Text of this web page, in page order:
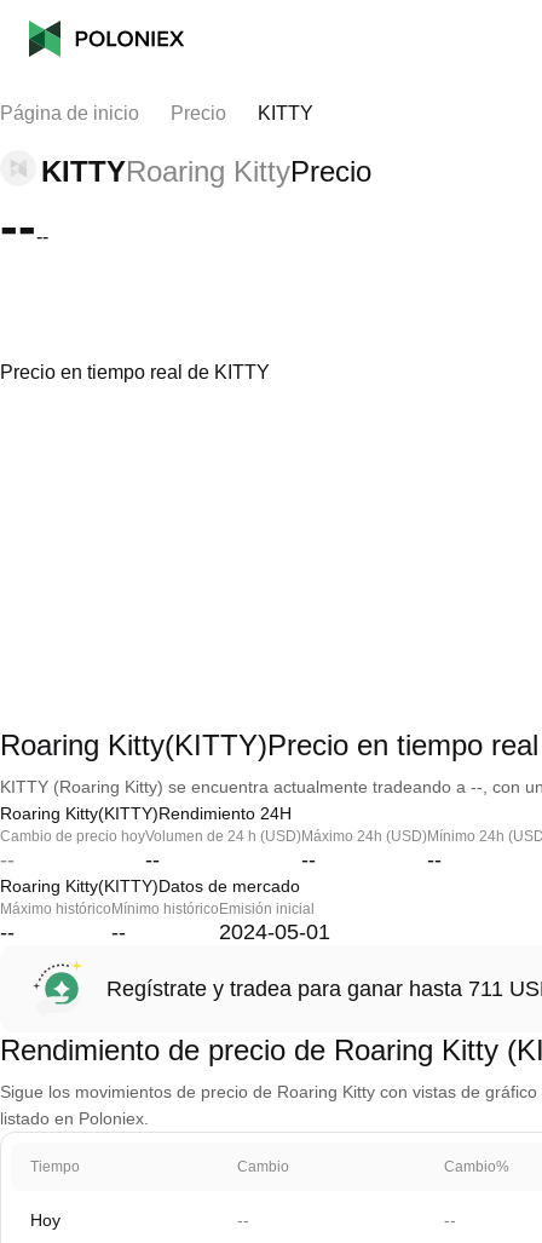
Página de inicio Precio KITTY
KITTYRoaring KittyPrecio
----
Precio en tiempo real de KITTY
Roaring Kitty(KITTY)Precio en tiempo real
KITTY (Roaring Kitty) se encuentra actualmente tradeando a --, con
Roaring Kitty(KITTY)Rendimiento 24H
Cambio de precio hoy
--
Volumen de 24 h (USD)
--
Máximo 24h (USD)
--
Mínimo 24h
--
Roaring Kitty(KITTY)Datos de mercado
Máximo histórico
--
Mínimo histórico
--
Emisión inicial
2024-05-01
Regístrate y tradea para ganar hasta 711
Rendimiento de precio de Roaring Kitty
Sigue los movimientos de precio de Roaring Kitty con vistas de
listado en Poloniex.
Tiempo Cambio Cambio%
Hoy -- --